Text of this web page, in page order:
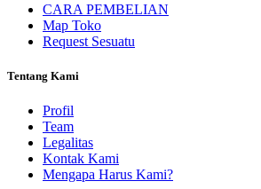
CARA PEMBELIAN
Map Toko
Request Sesuatu
Tentang Kami
Profil
Team
Legalitas
Kontak Kami
Mengapa Harus Kami?